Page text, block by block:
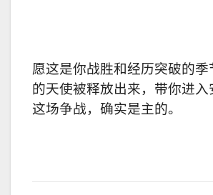
愿这是你战胜和经历突破的季
的天使被释放出来，带你进入
这场争战，确实是主的。